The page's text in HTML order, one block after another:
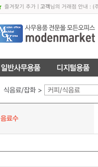
즐겨찾기 추가| 고객님의 거래점 안내 : (
식음료/잡화 > 커피/식음료
음료수